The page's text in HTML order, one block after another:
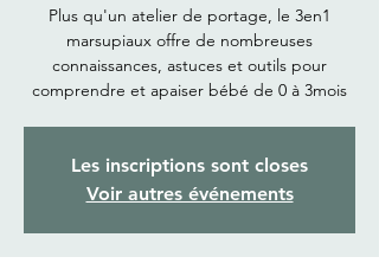
Plus qu'un atelier de portage, le 3en1
marsupiaux offre de nombreuses
connaissances, astuces et outils pour
comprendre et apaiser bébé de 0 à 3mois
Les inscriptions sont closes
Voir autres événements